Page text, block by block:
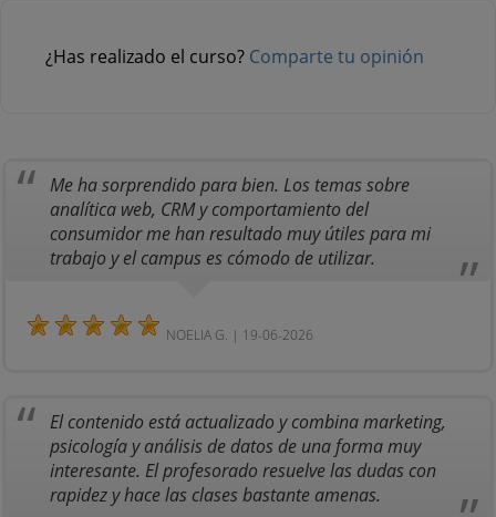
¿Has realizado el curso? Comparte tu opinión
Me ha sorprendido para bien. Los temas sobre
analítica web, CRM y comportamiento del
consumidor me han resultado muy útiles para mi
trabajo y el campus es cómodo de utilizar.
NOELIA G. | 19-06-2026
El contenido está actualizado y combina marketing,
psicología y análisis de datos de una forma muy
interesante. El profesorado resuelve las dudas con
rapidez y hace las clases bastante amenas.